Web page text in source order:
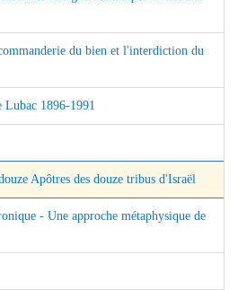
du bien et l'interdiction du
1896-1991
Apôtres des douze tribus d'Israël
- Une approche métaphysique de